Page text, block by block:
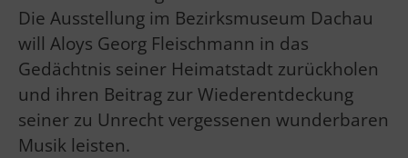
Die Ausstellung im Bezirksmuseum Dachau
will Aloys Georg Fleischmann in das
Gedächtnis seiner Heimatstadt zurückholen
und ihren Beitrag zur Wiederentdeckung
seiner zu Unrecht vergessenen wunderbaren
Musik leisten.